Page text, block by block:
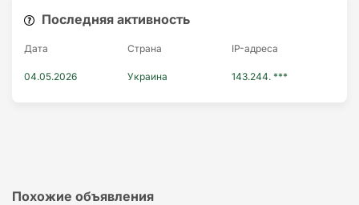
Последняя активность
Дата Страна IP-адресa
04.05.2026 Украина 143.244. ***
Похожие объявления